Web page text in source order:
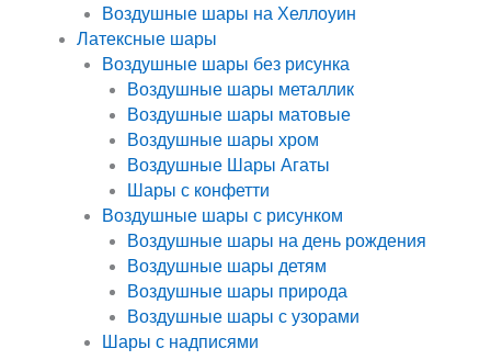
Воздушные шары на Хеллоуин
Латексные шары
Воздушные шары без рисунка
Воздушные шары металлик
Воздушные шары матовые
Воздушные шары хром
Воздушные Шары Агаты
Шары с конфетти
Воздушные шары с рисунком
Воздушные шары на день рождения
Воздушные шары детям
Воздушные шары природа
Воздушные шары с узорами
Шары с надписями